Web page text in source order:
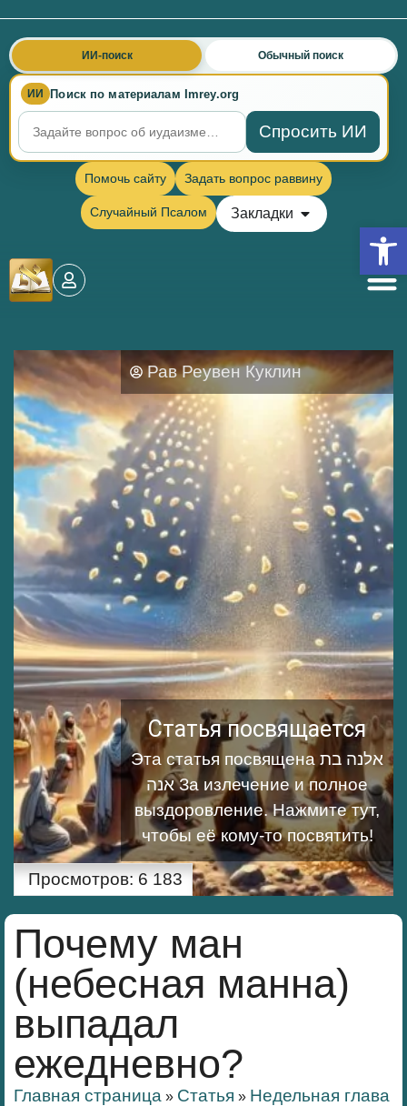
ИИ Поиск по материалам Imrey.org
Спросить ИИ
ИИ-поиск Обычный поиск
Помочь сайту Задать вопрос раввину
Случайный Псалом Закладки
Рав Реувен Куклин
Статья посвящается
Эта статья посвящена אלנה בת
אנה За излечение и полное
выздоровление.Нажмите тут,
чтобы её кому-то посвятить!
Просмотров: 6 183
Почему ман
(небесная манна)
выпадал
ежедневно?
Главная страница » Статья » Недельная глава